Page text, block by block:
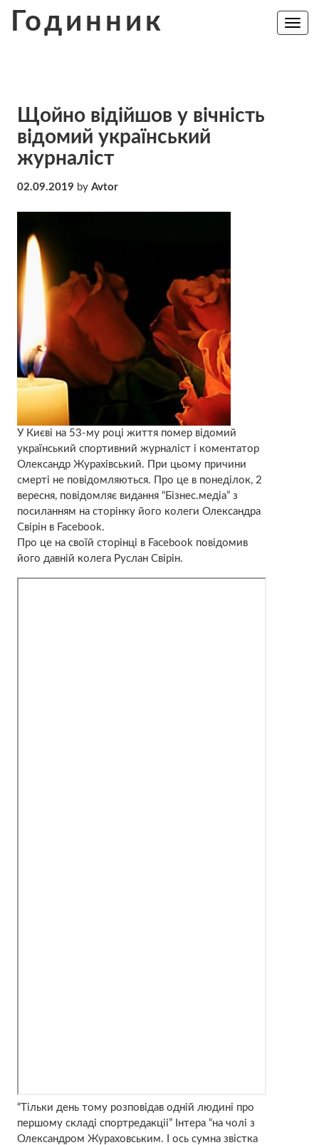
Годинник
Toggle
Щoйнo відійшов у вічність
відомий український
журналіст
02.09.2019 by Avtor
У Києві на 53-му році життя помер відомий
український спортивний журналіст і коментатор
Олександр Журахівський. При цьому причини
смерті не повідомляються. Про це в понеділок, 2
вересня, повідомляє видання “Бізнес.медіа” з
посиланням на сторінку його колеги Олександра
Свірін в Facebook.
Про це на своїй сторінці в Facebook повідомив
його давній колега Руслан Свірін.
“Тільки день тому розповідав одній людині про
першому складі спортредакціі” Інтера “на чолі з
Олександром Жураховським. І ось сумна звістка